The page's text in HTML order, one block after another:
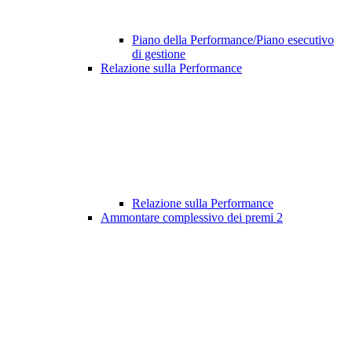
Piano della Performance/Piano esecutivo
di gestione
Relazione sulla Performance
Relazione sulla Performance
Ammontare complessivo dei premi 2